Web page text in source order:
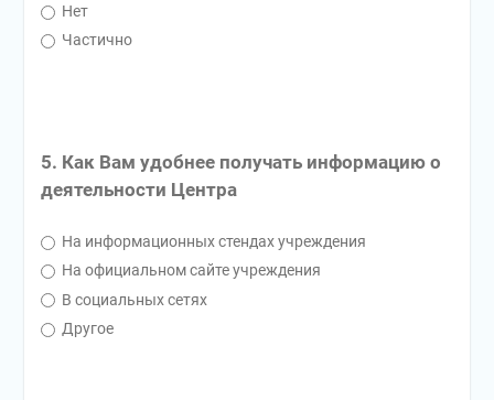
Нет
Частично
5. Как Вам удобнее получать информацию о
деятельности Центра
На информационных стендах учреждения
На официальном сайте учреждения
В социальных сетях
Другое